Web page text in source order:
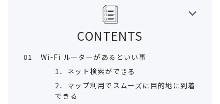
CONTENTS
01
Wi-Fi ルーターがあるといい事
1．ネット検索ができる
2．マップ利用でスムーズに目的地に到着
できる